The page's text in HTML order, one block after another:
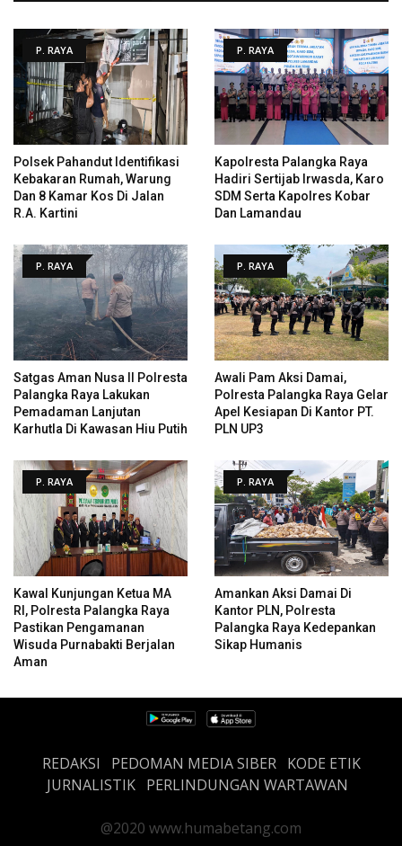
P. RAYA
Polsek Pahandut Identifikasi
Kebakaran Rumah, Warung
Dan 8 Kamar Kos Di Jalan
R.A. Kartini
P. RAYA
Kapolresta Palangka Raya
Hadiri Sertijab Irwasda, Karo
SDM Serta Kapolres Kobar
Dan Lamandau
P. RAYA
Satgas Aman Nusa II Polresta
Palangka Raya Lakukan
Pemadaman Lanjutan
Karhutla Di Kawasan Hiu Putih
P. RAYA
Awali Pam Aksi Damai,
Polresta Palangka Raya Gelar
Apel Kesiapan Di Kantor PT.
PLN UP3
P. RAYA
Kawal Kunjungan Ketua MA
RI, Polresta Palangka Raya
Pastikan Pengamanan
Wisuda Purnabakti Berjalan
Aman
P. RAYA
Amankan Aksi Damai Di
Kantor PLN, Polresta
Palangka Raya Kedepankan
Sikap Humanis
REDAKSI PEDOMAN MEDIA SIBER
KODE ETIK
JURNALISTIK PERLINDUNGAN WARTAWAN
@2020 www.humabetang.com